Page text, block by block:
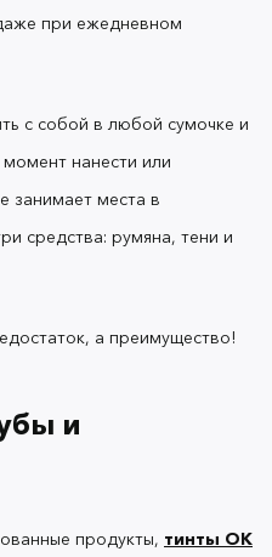
продуктов: помады,
лягут ровно, если на
базу, тинт
по губам и не
тинт легко
при ежедневном
с собой в любой сумочке и
нанести или
занимает места в
средства: румяна, тени и
а преимущество!
и
продукты, тинты OK